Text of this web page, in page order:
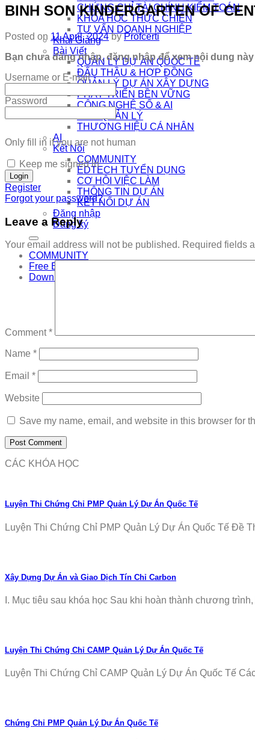
CHỨNG CHỈ TÀI CHÍNH KIỂM TOÁN
KHÓA HỌC THỰC CHIẾN
TƯ VẤN DOANH NGHIỆP
Khai Giảng
Bài Viết
QUẢN LÝ DỰ ÁN QUỐC TẾ
ĐẤU THẦU & HỢP ĐỒNG
QUẢN LÝ DỰ ÁN XÂY DỰNG
PHÁT TRIỂN BỀN VỮNG
CÔNG NGHỆ SỐ & AI
NHÀ QUẢN LÝ
THƯƠNG HIỆU CÁ NHÂN
AI
Kết Nối
COMMUNITY
EDTECH TUYỂN DỤNG
CƠ HỘI VIỆC LÀM
THÔNG TIN DỰ ÁN
KẾT NỐI DỰ ÁN
Đăng nhập
Đăng ký
COMMUNITY
Free Exam
Download
BINH SON KINDERGARTEN OF
Posted on 11 April, 2024 byProfcerti
Bạn chưa đăng nhập, đăng nhập để xem nội dung này
Username or E-mail
Password
Only fill in if you are not human
Keep me signed in
Register
Forgot your password?
Leave a Reply
Your email address will not be published. Required fields
Comment*
Name *
Email *
Website
Save my name, email, and website in this browser for
CÁC KHÓA HỌC
Luyện Thi Chứng Chỉ PMP Quản Lý Dự Án Quốc Tế
Luyện Thi Chứng Chỉ PMP Quản Lý Dự Án Quốc Tế Đề
Xây Dựng Dự Án và Giao Dịch Tín Chỉ Carbon
I. Mục tiêu sau khóa học Sau khi hoàn thành chương trình,
Luyện Thi Chứng Chỉ CAMP Quản Lý Dự Án Quốc Tế
Luyện Thi Chứng Chỉ CAMP Quản Lý Dự Án Quốc Tế
Chứng Chỉ PMP Quản Lý Dự Án Quốc Tế